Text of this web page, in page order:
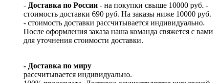
- Доставка по России - на покупки свыше 10000 руб. -
стоимость доставки 690 руб. На заказы ниже 10000 руб.
- стоимость доставки рассчитывается индивидуально.
После оформления заказа наша команда свяжется с вами
для уточнения стоимости доставки.
- Доставка по миру
рассчитывается индивидуально.